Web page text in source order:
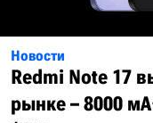
Новости
Redmi Note 17
рынке – 8000